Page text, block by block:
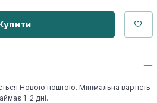
Новою поштою. Мінімальна вартість
1-2 дні.